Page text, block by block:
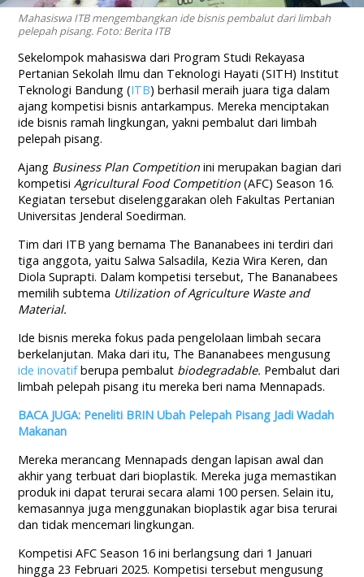
Mahasiswa ITB mengembangkan ide bisnis pembalut dari limbah
pelepah pisang. Foto: Berita ITB
Sekelompok mahasiswa dari Program Studi Rekayasa
Pertanian Sekolah Ilmu dan Teknologi Hayati (SITH) Institut
Teknologi Bandung (ITB) berhasil meraih juara tiga dalam
ajang kompetisi bisnis antarkampus. Mereka menciptakan
ide bisnis ramah lingkungan, yakni pembalut dari limbah
pelepah pisang.
Ajang Business Plan Competition ini merupakan bagian dari
kompetisiAgricultural Food Competition (AFC) Season 16.
Kegiatan tersebut diselenggarakan oleh Fakultas Pertanian
Universitas Jenderal Soedirman.
Tim dari ITB yang bernama The Bananabees ini terdiri dari
tiga anggota, yaitu Salwa Salsadila, Kezia Wira Keren, dan
Diola Suprapti. Dalam kompetisi tersebut, The Bananabees
memilih subtema Utilization of Agriculture Waste and
Material.
Ide bisnis mereka fokus pada pengelolaan limbah secara
berkelanjutan. Maka dari itu, The Bananabees mengusung
ide inovatifberupa pembalut biodegradable. Pembalut dari
limbah pelepah pisang itu mereka beri nama Mennapads.
BACA JUGA: Peneliti BRIN Ubah Pelepah Pisang Jadi Wadah
Makanan
Mereka merancang Mennapads dengan lapisan awal dan
akhir yang terbuat dari bioplastik. Mereka juga memastikan
produk ini dapat terurai secara alami 100 persen. Selain itu,
kemasannya juga menggunakan bioplastik agar bisa terurai
dan tidak mencemari lingkungan.
Kompetisi AFC Season 16 ini berlangsung dari 1 Januari
hingga 23 Februari 2025. Kompetisi tersebut mengusung